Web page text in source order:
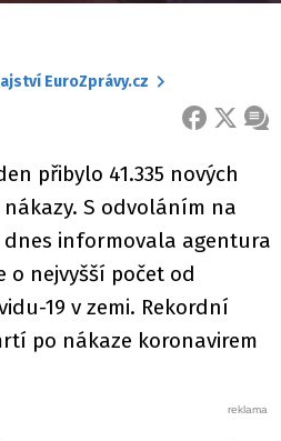
EuroZprávy.cz
FACEBOOK
X
přibylo 41.335 nových
S odvoláním na
informovala agentura
nejvyšší počet od
19 v zemi. Rekordní
po nákaze koronavirem